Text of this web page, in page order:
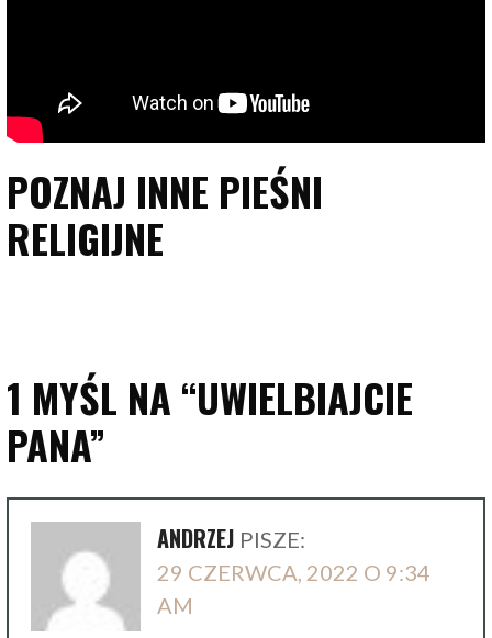
POZNAJ INNE PIEŚNI
RELIGIJNE
1 MYŚL NA “UWIELBIAJCIE
PANA”
ANDRZEJ PISZE:
29 CZERWCA, 2022 O 9:34
AM